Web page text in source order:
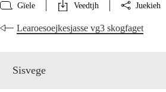
Gïele Veedtjh Juekieh
Learoesoejkesjasse vg3 skogfaget
Sisvege